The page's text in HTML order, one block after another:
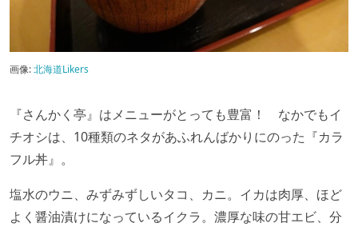
画像:北海道Likers
『さんかく亭』はメニューがとっても豊富！ なかでもイ
チオシは、10種類のネタがあふれんばかりにのった『カラ
フル丼』。
塩水のウニ、みずみずしいタコ、カニ。イカは肉厚、ほど
よく醤油漬けになっているイクラ。濃厚な味の甘エビ、分